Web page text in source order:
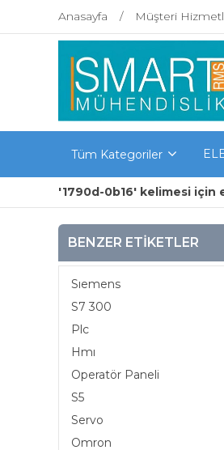
Anasayfa Müşteri
Tüm Kategoriler
'1790d-0b16' kelimesi için
BENZER ETIKETLER
Sıemens
S7 300
Plc
Hmı
Operatör Paneli
S5
Servo
Omron